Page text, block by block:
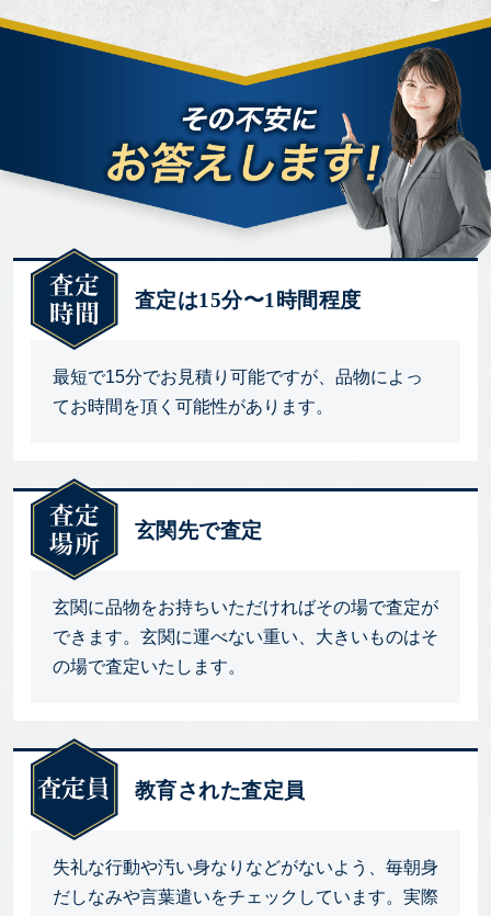
査定は15分〜1時間程度
最短で15分でお見積り可能ですが、品物によっ
てお時間を頂く可能性があります。
玄関先で査定
玄関に品物をお持ちいただければその場で査定が
できます。玄関に運べない重い、大きいものはそ
の場で査定いたします。
教育された査定員
失礼な行動や汚い身なりなどがないよう、毎朝身
だしなみや言葉遣いをチェックしています。実際